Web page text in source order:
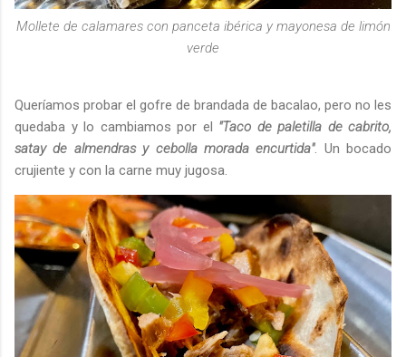
Mollete de calamares con panceta ibérica y mayonesa de limón
verde
Queríamos probar el gofre de brandada de bacalao, pero no les
quedaba y lo cambiamos por el "Taco de paletilla de cabrito,
satay de almendras y cebolla morada encurtida". Un bocado
crujiente y con la carne muy jugosa.